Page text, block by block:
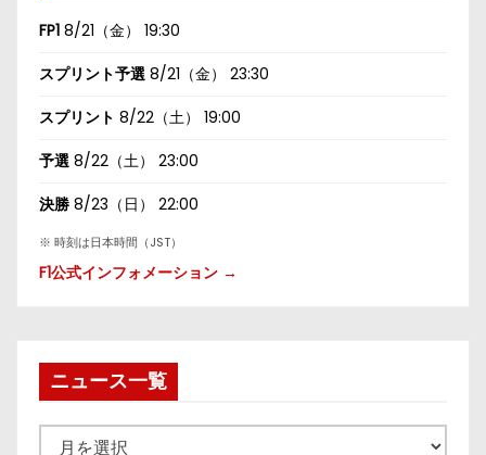
FP1 8/21（金） 19:30
スプリント予選 8/21（金） 23:30
スプリント 8/22（土） 19:00
予選 8/22（土） 23:00
決勝 8/23（日） 22:00
※ 時刻は日本時間（JST）
F1公式インフォメーション →
ニュース一覧